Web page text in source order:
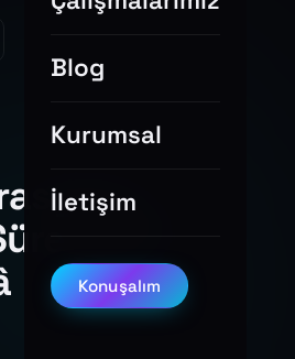
Blog
Kurumsal
İletişim
Konuşalım